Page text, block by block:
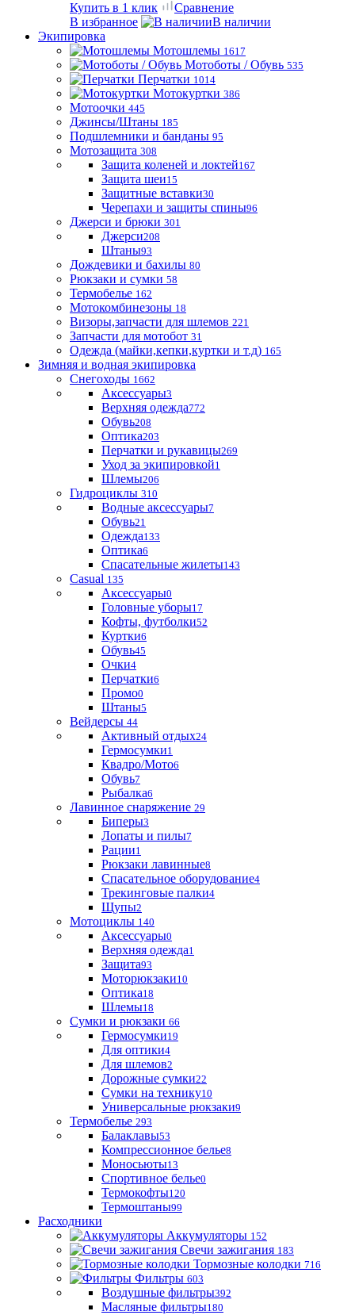
Купить в 1 клик
Сравнение
В избранное
В наличии
Экипировка
Мотошлемы 1617
Мотоботы / Обувь 535
Перчатки 1014
Мотокуртки 386
Мотоочки 445
Джинсы/Штаны 185
Подшлемники и банданы 95
Мотозащита 308
Защита коленей и локтей167
Защита шеи15
Защитные вставки30
Черепахи и защиты спины96
Джерси и брюки 301
Джерси208
Штаны93
Дождевики и бахилы 80
Рюкзаки и сумки 58
Термобелье 162
Мотокомбинезоны 18
Визоры,запчасти для шлемов 221
Запчасти для мотобот 31
Одежда (майки,кепки,куртки и т.д) 165
Зимняя и водная экипировка
Снегоходы 1662
Аксессуары3
Верхняя одежда772
Обувь208
Оптика203
Перчатки и рукавицы269
Уход за экипировкой1
Шлемы206
Гидроциклы 310
Водные аксессуары7
Обувь21
Одежда133
Оптика6
Спасательные жилеты143
Casual 135
Аксессуары0
Головные уборы17
Кофты, футболки52
Куртки6
Обувь45
Очки4
Перчатки6
Промо0
Штаны5
Вейдерсы 44
Активный отдых24
Гермосумки1
Квадро/Мото6
Обувь7
Рыбалка6
Лавинное снаряжение 29
Биперы3
Лопаты и пилы7
Рации1
Рюкзаки лавинные8
Спасательное оборудование4
Трекинговые палки4
Щупы2
Мотоциклы 140
Аксессуары0
Верхняя одежда1
Защита93
Моторюкзаки10
Оптика18
Шлемы18
Сумки и рюкзаки 66
Гермосумки19
Для оптики4
Для шлемов2
Дорожные сумки22
Сумки на технику10
Универсальные рюкзаки9
Термобелье 293
Балаклавы53
Компрессионное белье8
Моносьюты13
Спортивное белье0
Термокофты120
Термоштаны99
Расходники
Аккумуляторы 152
Свечи зажигания 183
Тормозные колодки 716
Фильтры 603
Воздушные фильтры392
Масляные фильтры180